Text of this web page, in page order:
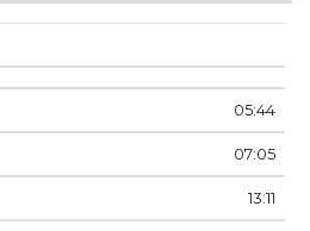
05:44
07:05
13:11